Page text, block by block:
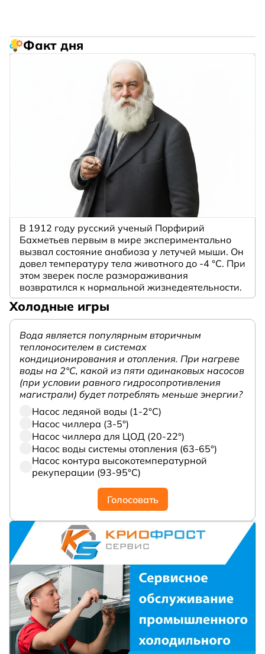
Факт дня
В 1912 году русский ученый Порфирий
Бахметьев первым в мире экспериментально
вызвал состояние анабиоза у летучей мыши. Он
довел температуру тела животного до -4 °C. При
этом зверек после размораживания
возвратился к нормальной жизнедеятельности.
Холодные игры
Вода является популярным вторичным
теплоносителем в системах
кондиционирования и отопления. При нагреве
воды на 2°С, какой из пяти одинаковых насосов
(при условии равного гидросопротивления
магистрали) будет потреблять меньше энергии?
Насос ледяной воды (1-2°С)
Насос чиллера (3-5°)
Насос чиллера для ЦОД (20-22°)
Насос воды системы отопления (63-65°)
Насос контура высокотемпературной
рекуперации (93-95°С)
Голосовать